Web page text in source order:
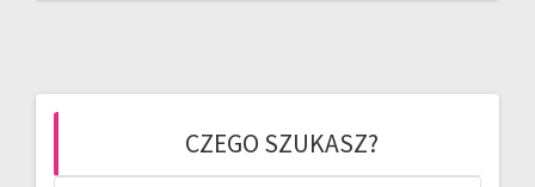
CZEGO SZUKASZ?